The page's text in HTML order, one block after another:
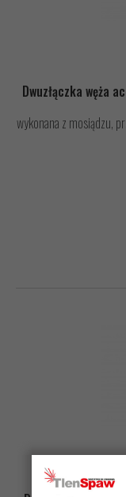
Dwuzłączka węża
wykonana z mosiądzu,